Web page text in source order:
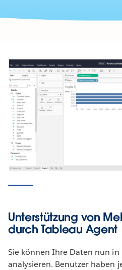
Unterstützung von
durch Tableau Agent
Sie können Ihre Daten nun in
analysieren. Benutzer haben